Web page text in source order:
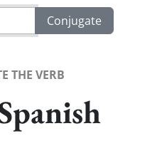
THE VERB